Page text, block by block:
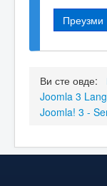
Преузми
Ви сте овде:
Joomla 3
Joomla! 3 -